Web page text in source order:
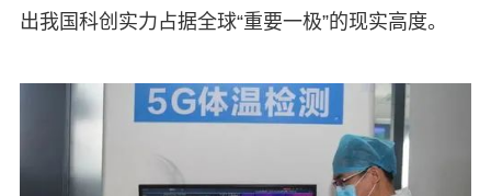
出我国科创实力占据全球“重要一极”的现实高度。